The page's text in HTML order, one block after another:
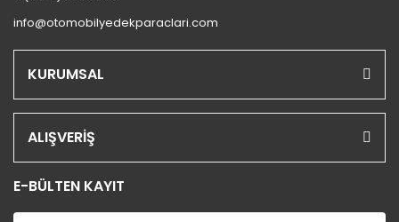
info@otomobilyedekparaclari.com
KURUMSAL
ALIŞVERİŞ
E-BÜLTEN KAYIT